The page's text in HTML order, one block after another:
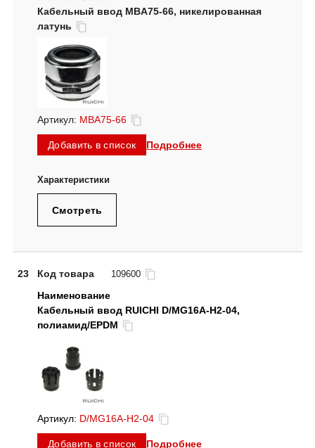
Кабельный ввод MBA75-66, никелированная
латунь
Артикул: MBA75-66
Добавить в список Подробнее
Смотреть
23 Код товара 109600
Кабельный ввод RUICHI D/MG16A-H2-04,
полиамид/EPDM
Артикул: D/MG16A-H2-04
Добавить в список Подробнее